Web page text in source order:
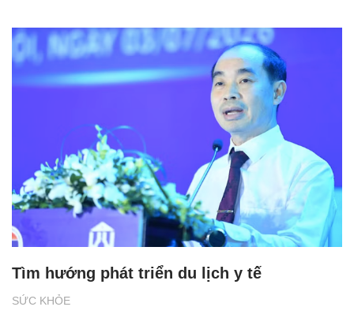
SỨC KHỎE
Tìm hướng phát triển du lịch y tế